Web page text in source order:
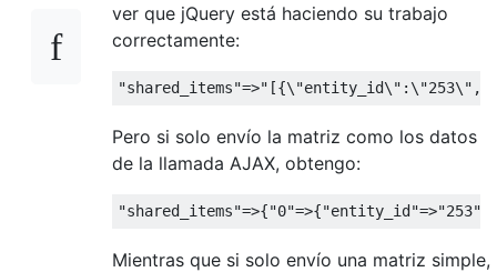
ver que jQuery está haciendo su trabajo
correctamente:
"shared_items"=>
Pero si solo envío la matriz como los datos
de la llamada AJAX, obtengo:
"shared_items"=>{"0"=>{"entity_id"=>"253"
Mientras que si solo envío una matriz simple,